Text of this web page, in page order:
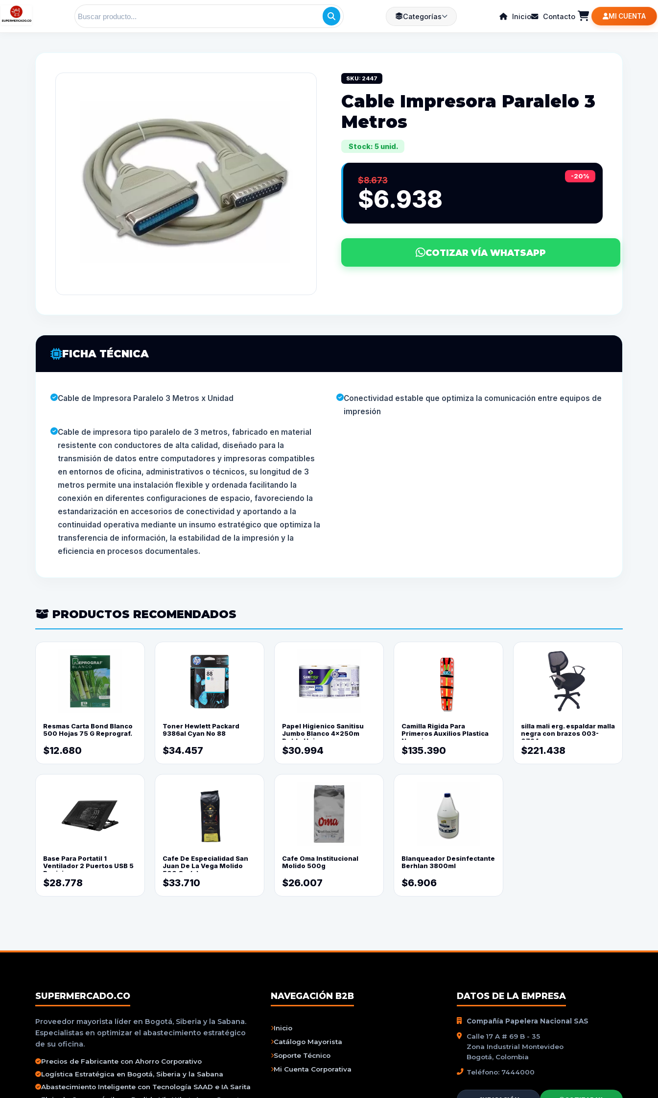
Categorías Inicio Contacto MI CUENTA
SKU: 2447
Cable Impresora Paralelo 3
Metros
Stock: 5 unid.
-20%
$8.673
$6.938
COTIZAR VÍA WHATSAPP
FICHA TÉCNICA
Cable de Impresora Paralelo 3 Metros x Unidad
Conectividad estable que optimiza la comunicación entre equipos de
impresión
Cable de impresora tipo paralelo de 3 metros, fabricado en material
resistente con conductores de alta calidad, diseñado para la
transmisión de datos entre computadores y impresoras compatibles
en entornos de oficina, administrativos o técnicos, su longitud de 3
metros permite una instalación flexible y ordenada facilitando la
conexión en diferentes configuraciones de espacio, favoreciendo la
estandarización en accesorios de conectividad y aportando a la
continuidad operativa mediante un insumo estratégico que optimiza la
transferencia de información, la estabilidad de la impresión y la
eficiencia en procesos documentales.
PRODUCTOS RECOMENDADOS
Resmas Carta Bond Blanco
500 Hojas 75 G Reprograf.
$12.680
Toner Hewlett Packard
9386al Cyan No 88
$34.457
Papel Higienico Sanitisu
Jumbo Blanco 4x250m
Doble Hoja
$30.994
Camilla Rigida Para
Primeros Auxilios Plastica
Naranja
$135.390
silla mali erg. espaldar malla
negra con brazos 003-
0794
$221.438
Base Para Portatil 1
Ventilador 2 Puertos USB 5
Posiciones
$28.778
Cafe De Especialidad San
Juan De La Vega Molido
500 Grs(=)
$33.710
Cafe Oma Institucional
Molido 500g
$26.007
Blanqueador Desinfectante
Berhlan 3800ml
$6.906
SUPERMERCADO.CO
Proveedor mayorista líder en Bogotá, Siberia y la Sabana.
Especialistas en optimizar el abastecimiento estratégico
de su oficina.
Precios de Fabricante con Ahorro Corporativo
Logística Estratégica en Bogotá, Siberia y la Sabana
Abastecimiento Inteligente con Tecnología SAAD e IA Sarita
NAVEGACIÓN B2B
Inicio
Catálogo Mayorista
Soporte Técnico
Mi Cuenta Corporativa
DATOS DE LA EMPRESA
Compañía Papelera Nacional SAS
Calle 17 A # 69 B - 35
Zona Industrial Montevideo
Bogotá, Colombia
Teléfono: 7444000